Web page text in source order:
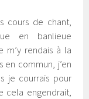
cours de chant,
en banlieue
m’y rendais à la
en commun, j’en
je courrais pour
cela engendrait,